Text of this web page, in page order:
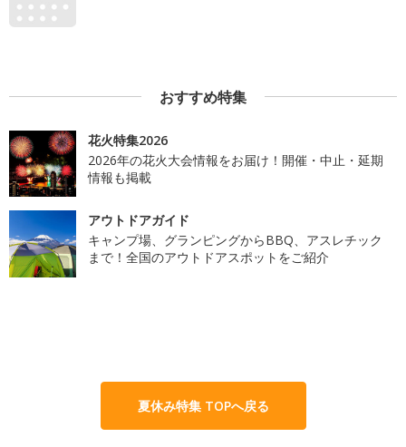
おすすめ特集
花火特集2026
2026年の花火大会情報をお届け！開催・中止・延期
情報も掲載
アウトドアガイド
キャンプ場、グランピングからBBQ、アスレチック
まで！全国のアウトドアスポットをご紹介
夏休み特集 TOPへ戻る